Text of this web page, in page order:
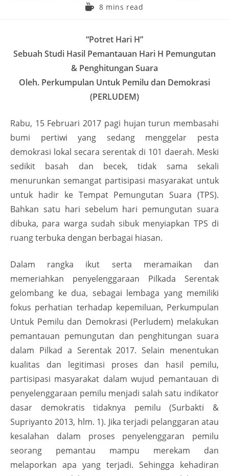
8 mins read
“Potret Hari H”
Sebuah Studi Hasil Pemantauan Hari H Pemungutan
& Penghitungan Suara
Oleh. Perkumpulan Untuk Pemilu dan Demokrasi
(PERLUDEM)
Rabu, 15 Februari 2017 pagi hujan turun membasahi
bumi pertiwi yang sedang menggelar pesta
demokrasi lokal secara serentak di 101 daerah. Meski
sedikit basah dan becek, tidak sama sekali
menurunkan semangat partisipasi masyarakat untuk
untuk hadir ke Tempat Pemungutan Suara (TPS).
Bahkan satu hari sebelum hari pemungutan suara
dibuka, para warga sudah sibuk menyiapkan TPS di
ruang terbuka dengan berbagai hiasan.
Dalam rangka ikut serta meramaikan dan
memeriahkan penyelenggaraan Pilkada Serentak
gelombang ke dua, sebagai lembaga yang memiliki
fokus perhatian terhadap kepemiluan, Perkumpulan
Untuk Pemilu dan Demokrasi (Perludem) melakukan
pemantauan pemungutan dan penghitungan suara
dalam Pilkad a Serentak 2017. Selain menentukan
kualitas dan legitimasi proses dan hasil pemilu,
partisipasi masyarakat dalam wujud pemantauan di
penyelenggaraan pemilu menjadi salah satu indikator
dasar demokratis tidaknya pemilu (Surbakti &
Supriyanto 2013, hlm. 1). Jika terjadi pelanggaran atau
kesalahan dalam proses penyelenggaran pemilu
seorang pemantau mampu merekam dan
melaporkan apa yang terjadi. Sehingga kehadiran